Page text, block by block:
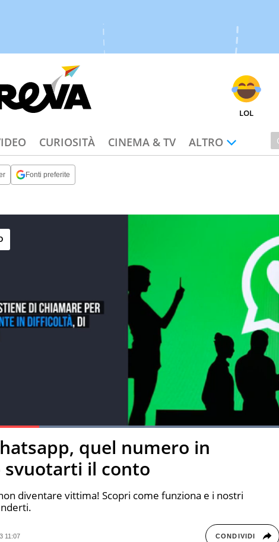
LOL
CURIOSITÀ CINEMA & TV ALTRO
Fonti preferite
Loaded:100.00%
Fullscreen
quel numero in
il conto
diventare vittima! Scopri come funziona e i nostri
11:07 CONDIVIDI